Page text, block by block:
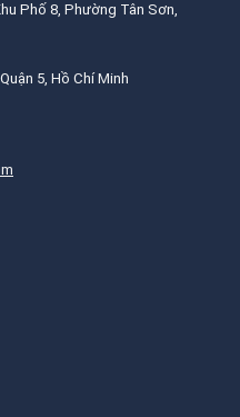
Phố 8, Phường Tân Sơn,
5, Hồ Chí Minh